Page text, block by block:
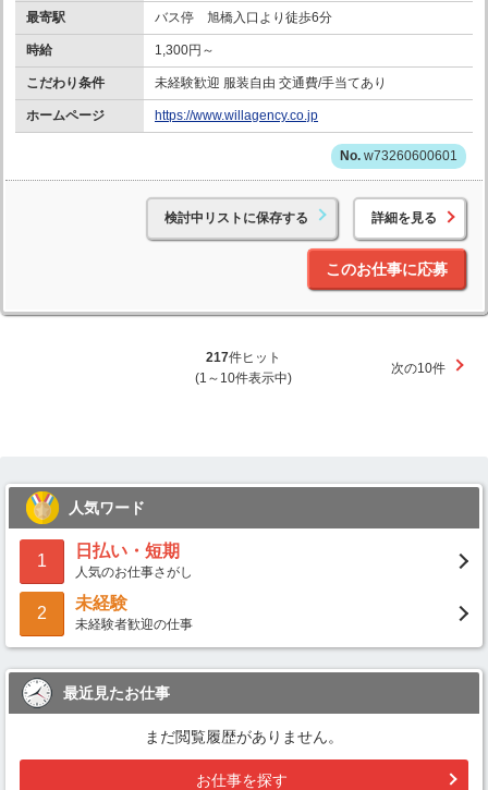
最寄駅 バス停 旭橋入口より徒歩6分
時給 1,300円～
こだわり条件 未経験歓迎 服装自由 交通費/手当てあり
ホームページ https://www.willagency.co.jp
w73260600601
検討中リストに保存する 詳細を見る
このお仕事に応募
217件ヒット
(1～10件表示中)
次の10件
人気ワード
1
日払い・短期
人気のお仕事さがし
2
未経験
未経験者歓迎の仕事
最近見たお仕事
まだ閲覧履歴がありません。
お仕事を探す